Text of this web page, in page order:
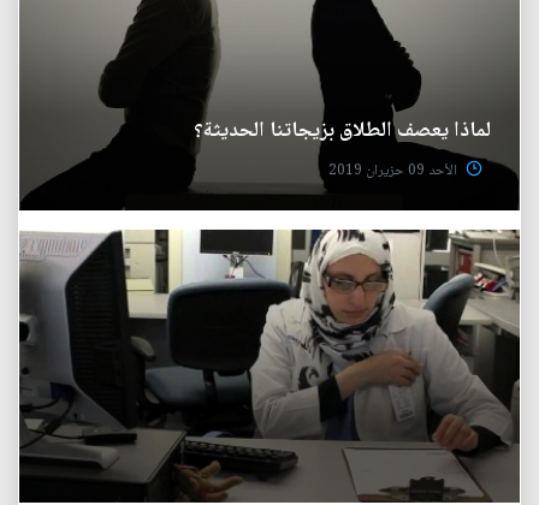
لماذا يعصف الطلاق بزيجاتنا الحديثة؟
الأحد 09 حزيران 2019